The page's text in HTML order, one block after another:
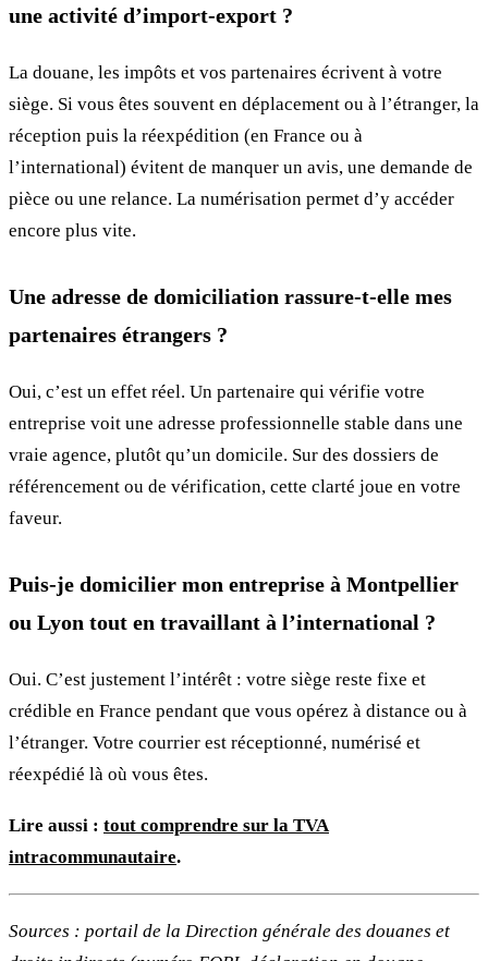
une activité d’import-export ?
La douane, les impôts et vos partenaires écrivent à votre
siège. Si vous êtes souvent en déplacement ou à l’étranger, la
réception puis la réexpédition (en France ou à
l’international) évitent de manquer un avis, une demande de
pièce ou une relance. La numérisation permet d’y accéder
encore plus vite.
Une adresse de domiciliation rassure-t-elle mes
partenaires étrangers ?
Oui, c’est un effet réel. Un partenaire qui vérifie votre
entreprise voit une adresse professionnelle stable dans une
vraie agence, plutôt qu’un domicile. Sur des dossiers de
référencement ou de vérification, cette clarté joue en votre
faveur.
Puis-je domicilier mon entreprise à Montpellier
ou Lyon tout en travaillant à l’international ?
Oui. C’est justement l’intérêt : votre siège reste fixe et
crédible en France pendant que vous opérez à distance ou à
l’étranger. Votre courrier est réceptionné, numérisé et
réexpédié là où vous êtes.
Lire aussi : tout comprendre sur la TVA
intracommunautaire.
Sources : portail de la Direction générale des douanes et